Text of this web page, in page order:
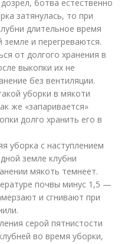
ботва естественно
затянулась, то при
длительное время
земле и перегреваются.
от долгого хранения в
выкопки их не
без вентиляции.
уборки в мякоти
же «запаривается»
долго хранить его в
уборка с наступлением
земле клубни
мякоть темнеет.
почвы минус 1,5 —
и сгнивают при
серой пятнистости
во время уборки,